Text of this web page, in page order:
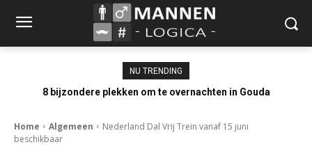
NU TRENDING
8 bijzondere plekken om te overnachten in Gouda
Home Algemeen
Nederland Dal Vrij Trein vanaf 15 juni
beschikbaar